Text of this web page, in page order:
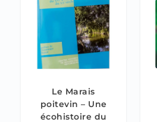
Le Marais
poitevin – Une
écohistoire du